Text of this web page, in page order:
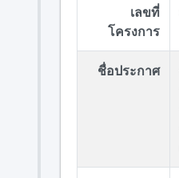
เลขที่
โครงการ
ชื่อประกาศ